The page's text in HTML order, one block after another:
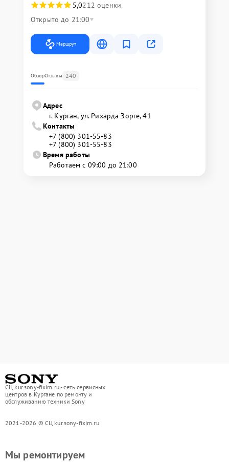
5,0212 оценки
Открыто до 21:00
Маршрут
ОбзорОтзывы 240
Адрес
г. Курган, ул. Рихарда Зорге, 41
Контакты
+7 (800) 301-55-83
+7 (800) 301-55-83
Время работы
Работаем с 09:00 до 21:00
СЦ kur.sony-fixim.ru - сеть сервисных
центров в Кургане по ремонту и
обслуживанию техники Sony
2021-2026 © СЦ kur.sony-fixim.ru
Мы ремонтируем